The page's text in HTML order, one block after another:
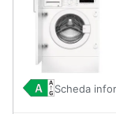
Audio
musica
Clima
Asciugatrice
Lavatrice
Lavatrice
carica
frontale
Scheda